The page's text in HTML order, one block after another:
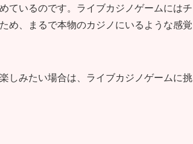
ているのです。ライブカジノゲームにはチ
め、まるで本物のカジノにいるような感覚
しみたい場合は、ライブカジノゲームに挑